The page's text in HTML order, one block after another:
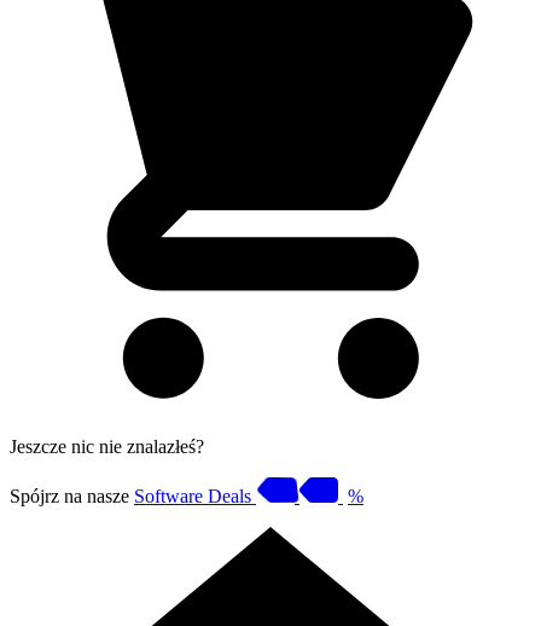
Jeszcze nic nie znalazłeś?
Spójrz na nasze Software Deals %